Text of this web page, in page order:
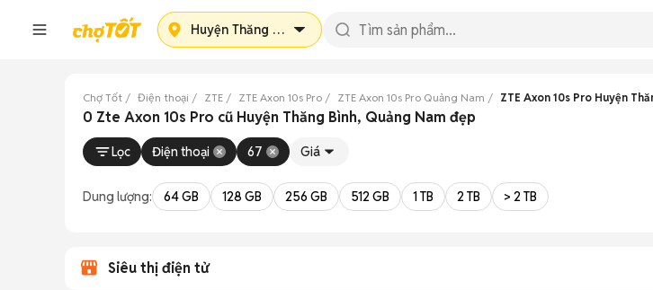
Huyện Thăng Bình
Chợ Tốt Điện thoại ZTE ZTE Axon 10s Pro ZTE Axon 10s Pro Quảng Nam ZTE Axon 10s Pro Huyện
0 Zte Axon 10s Pro cũ Huyện Thăng Bình, Quảng Nam đẹp
Lọc Điện thoại 67 Giá
Dung lượng: 64 GB 128 GB 256 GB 512 GB 1 TB 2 TB > 2 TB
Siêu thị điện tử